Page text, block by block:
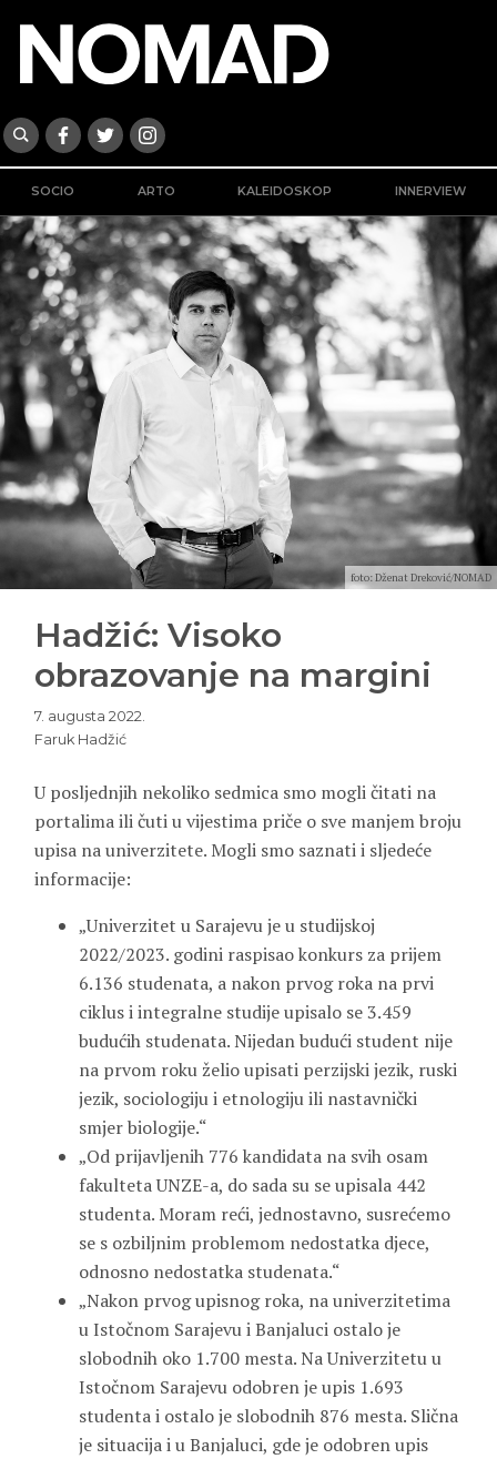
SOCIO ARTO KALEIDOSKOP INNERVIEW
foto: Dženat Dreković/NOMAD
Hadžić: Visoko
obrazovanje na margini
7. augusta 2022.
Faruk Hadžić
U posljednjih nekoliko sedmica smo mogli čitati na
portalima ili čuti u vijestima priče o sve manjem broju
upisa na univerzitete. Mogli smo saznati i sljedeće
informacije:
„Univerzitet u Sarajevu je u studijskoj
2022/2023. godini raspisao konkurs za prijem
6.136 studenata, a nakon prvog roka na prvi
ciklus i integralne studije upisalo se 3.459
budućih studenata. Nijedan budući student nije
na prvom roku želio upisati perzijski jezik, ruski
jezik, sociologiju i etnologiju ili nastavnički
smjer biologije.“
„Od prijavljenih 776 kandidata na svih osam
fakulteta UNZE-a, do sada su se upisala 442
studenta. Moram reći, jednostavno, susrećemo
se s ozbiljnim problemom nedostatka djece,
odnosno nedostatka studenata.“
„Nakon prvog upisnog roka, na univerzitetima
u Istočnom Sarajevu i Banjaluci ostalo je
slobodnih oko 1.700 mesta. Na Univerzitetu u
Istočnom Sarajevu odobren je upis 1.693
studenta i ostalo je slobodnih 876 mesta. Slična
je situacija i u Banjaluci, gde je odobren upis